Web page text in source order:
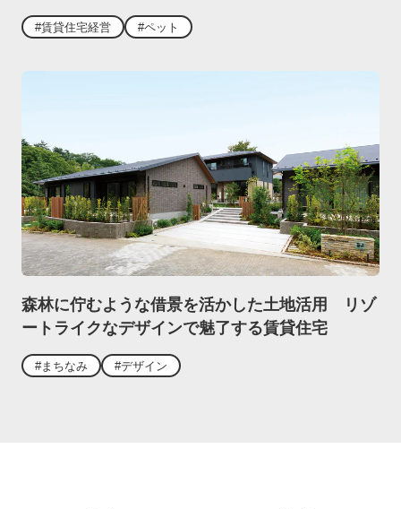
#賃貸住宅経営 #ペット
森林に佇むような借景を活かした土地活用 リゾ
ートライクなデザインで魅了する賃貸住宅
#まちなみ #デザイン